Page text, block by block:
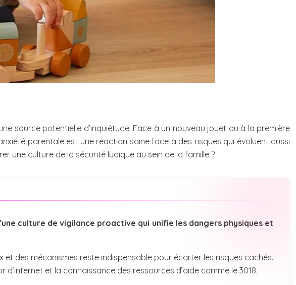
source potentielle d’inquiétude. Face à un nouveau jouet ou à la première
parentale est une réaction saine face à des risques qui évoluent aussi
une culture de la sécurité ludique au sein de la famille ?
culture de vigilance proactive qui unifie les dangers physiques et
des mécanismes reste indispensable pour écarter les risques cachés.
et la connaissance des ressources d’aide comme le 3018.